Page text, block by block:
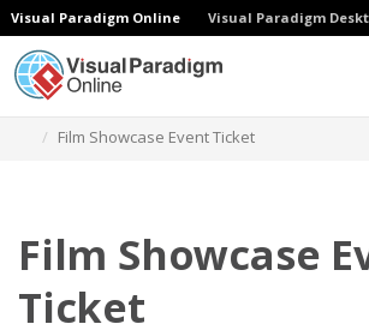
Visual Paradigm Online Visual Paradigm
Film Showcase Event Ticket
Film Showcase
Ticket